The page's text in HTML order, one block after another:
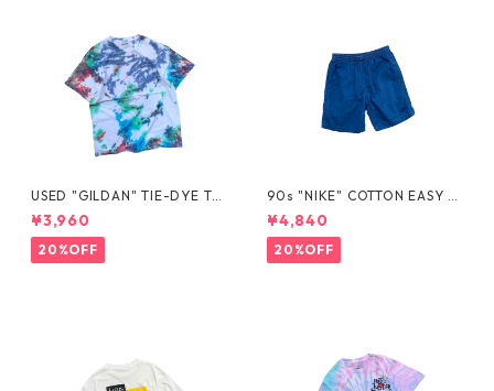
USED "GILDAN" TIE-DYE TE
E
¥3,960
20%OFF
90s "NIKE" COTTON EASY S
HORTS
¥4,840
20%OFF